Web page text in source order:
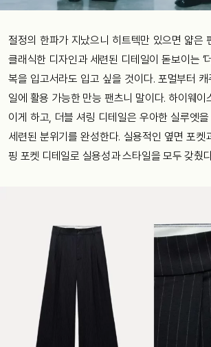
절정의 한파가 지났으니 히트텍만 있으면 얇은
클래식한 디자인과 세련된 디테일이 돋보이는 ‘
복을 입고서라도 입고 싶을 것이다. 포멀부터
일에 활용 가능한 만능 팬츠니 말이다. 하이웨이
이게 하고, 더블 셔링 디테일은 우아한 실루엣
세련된 분위기를 완성한다. 실용적인 옆면 포켓
핑 포켓 디테일로 실용성과 스타일을 모두 갖췄